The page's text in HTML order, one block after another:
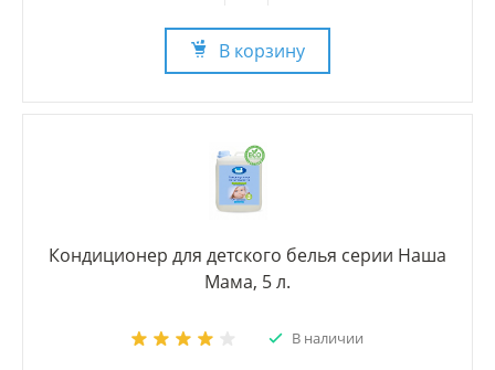
В корзину
Кондиционер для детского белья серии Наша
Мама, 5 л.
В наличии